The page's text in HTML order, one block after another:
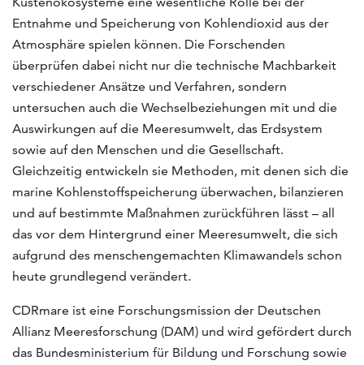
Entnahme und Speicherung von Kohlendioxid aus der
Atmosphäre spielen können. Die Forschenden
überprüfen dabei nicht nur die technische Machbarkeit
verschiedener Ansätze und Verfahren, sondern
untersuchen auch die Wechselbeziehungen mit und die
Auswirkungen auf die Meeresumwelt, das Erdsystem
sowie auf den Menschen und die Gesellschaft.
Gleichzeitig entwickeln sie Methoden, mit denen sich die
marine Kohlenstoffspeicherung überwachen, bilanzieren
und auf bestimmte Maßnahmen zurückführen lässt – all
das vor dem Hintergrund einer Meeresumwelt, die sich
aufgrund des menschengemachten Klimawandels schon
heute grundlegend verändert.
CDRmare ist eine Forschungsmission der Deutschen
Allianz Meeresforschung (DAM) und wird gefördert durch
das Bundesministerium für Bildung und Forschung sowie